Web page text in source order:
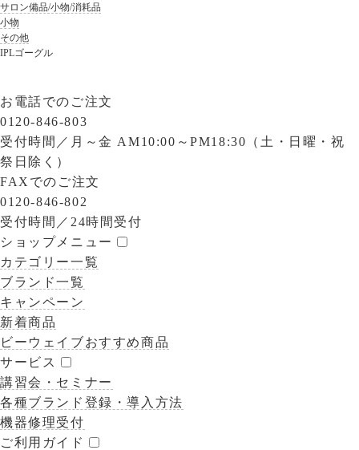
サロン備品/小物/消耗品
小物
その他
IPLゴーグル
お電話でのご注文
0120-846-803
受付時間／ 月～金 AM10:00～PM18:30（土・日曜・祝
祭日除く）
FAXでのご注文
0120-846-802
受付時間／ 24時間受付
ショップメニュー
カテゴリー一覧
ブランド一覧
キャンペーン
新着商品
ビーウェイブおすすめ商品
サービス
講習会・セミナー
各種ブランド登録・導入方法
機器修理受付
ご利用ガイド